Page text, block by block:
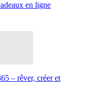
en ligne
– rêver, créer et